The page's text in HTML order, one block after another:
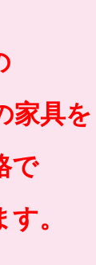
家具を
で
。